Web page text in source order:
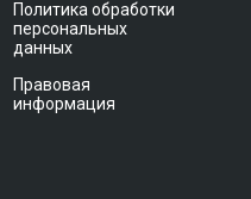
Политика обработки
персональных
данных
Правовая
информация